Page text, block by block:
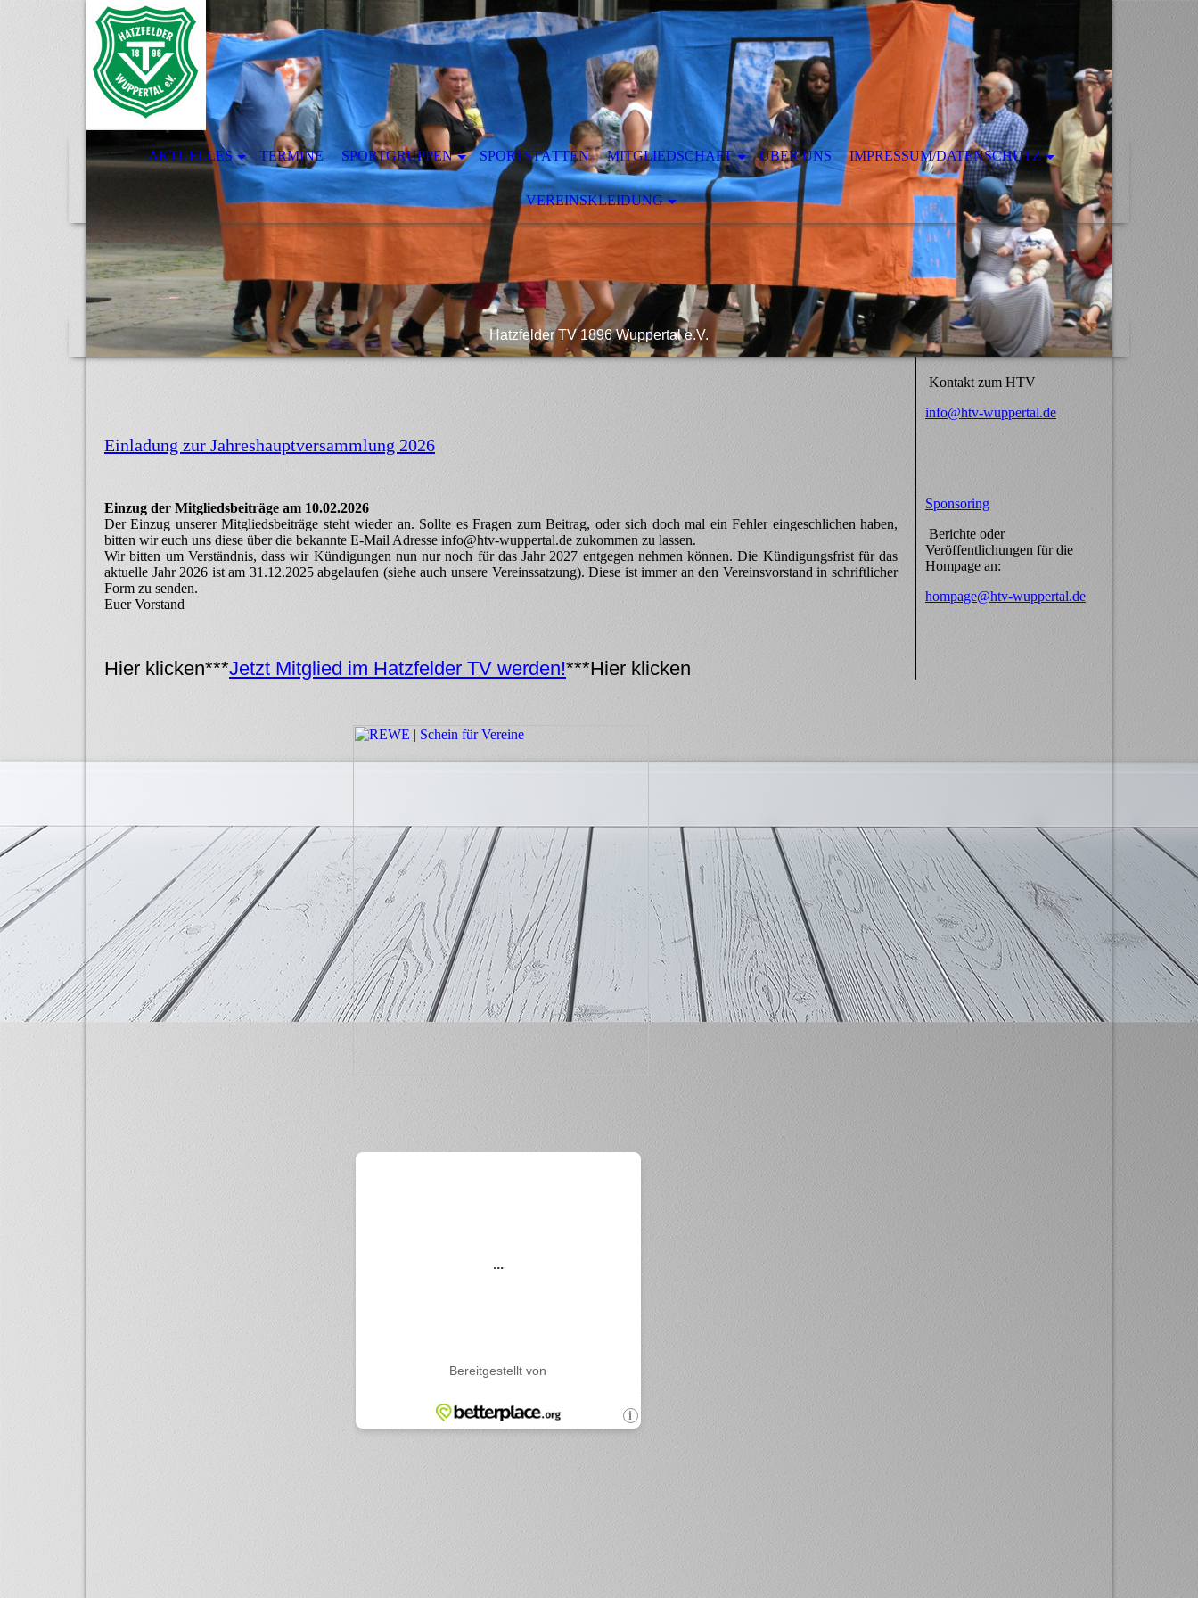
AKTUELLES TERMINE SPORTGRUPPEN SPORTSTÄTTEN MITGLIEDSCHAFT ÜBER UNS IMPRESSUM/DATENSCHUTZ
VEREINSKLEIDUNG
Hatzfelder TV 1896 Wuppertal e.V.
Einladung zur Jahreshauptversammlung 2026
Einzug der Mitgliedsbeiträge am 10.02.2026
Der Einzug unserer Mitgliedsbeiträge steht wieder an. Sollte es Fragen zum Beitrag, oder sich doch mal ein Fehler eingeschlichen haben,
bitten wir euch uns diese über die bekannte E-Mail Adresse info@htv-wuppertal.de zukommen zu lassen.
Wir bitten um Verständnis, dass wir Kündigungen nun nur noch für das Jahr 2027 entgegen nehmen können. Die Kündigungsfrist für das
aktuelle Jahr 2026 ist am 31.12.2025 abgelaufen (siehe auch unsere Vereinssatzung). Diese ist immer an den Vereinsvorstand in schriftlicher
Form zu senden.
Euer Vorstand
Hier klicken***Jetzt Mitglied im Hatzfelder TV werden!***Hier klicken
Kontakt zum HTV
info@htv-wuppertal.de
Sponsoring
Berichte oder
Veröffentlichungen für die
Hompage an:
hompage@htv-wuppertal.de